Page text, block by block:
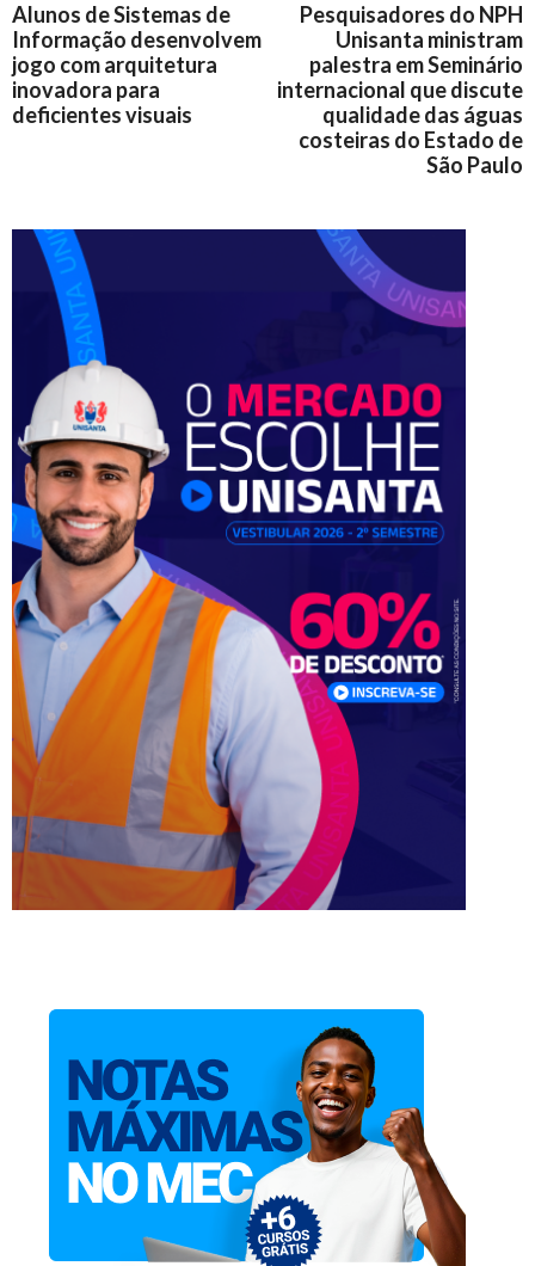
Alunos de Sistemas de
Informação desenvolvem
jogo com arquitetura
inovadora para
deficientes visuais
Pesquisadores do NPH
Unisanta ministram
palestra em Seminário
internacional que discute
qualidade das águas
costeiras do Estado de
São Paulo